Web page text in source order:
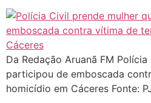
Da Redação Aruanã FM
participou de emboscada
homicídio em Cáceres Fonte: